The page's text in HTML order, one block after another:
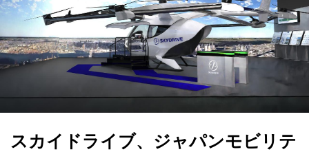
スカイドライブ、ジャパンモビリテ